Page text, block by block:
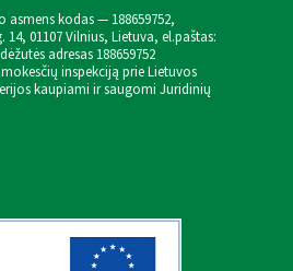
kodas — 188659752,
14, 01107 Vilnius, Lietuva, el.paštas:
adresas 188659752
inspekciją prie Lietuvos
kaupiami ir saugomi Juridinių